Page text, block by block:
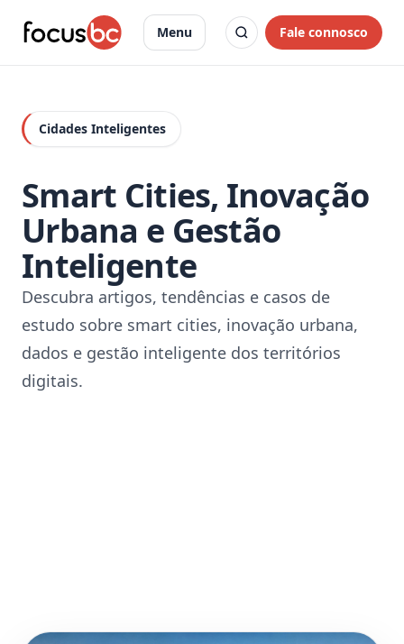
Menu Fale connosco
Cidades Inteligentes
Smart Cities, Inovação
Urbana e Gestão
Inteligente
Descubra artigos, tendências e casos de
estudo sobre smart cities, inovação urbana,
dados e gestão inteligente dos territórios
digitais.